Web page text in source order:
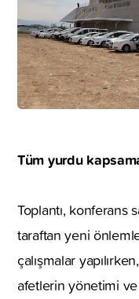
Tüm yurdu
Toplantı, konferans
taraftan yeni
çalışmalar
afetlerin yönetimi